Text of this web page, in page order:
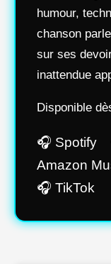
humour,
chanson
sur ses
inattendue
Disponible
🎧 Spotify
Amazon
🎧 TikTok